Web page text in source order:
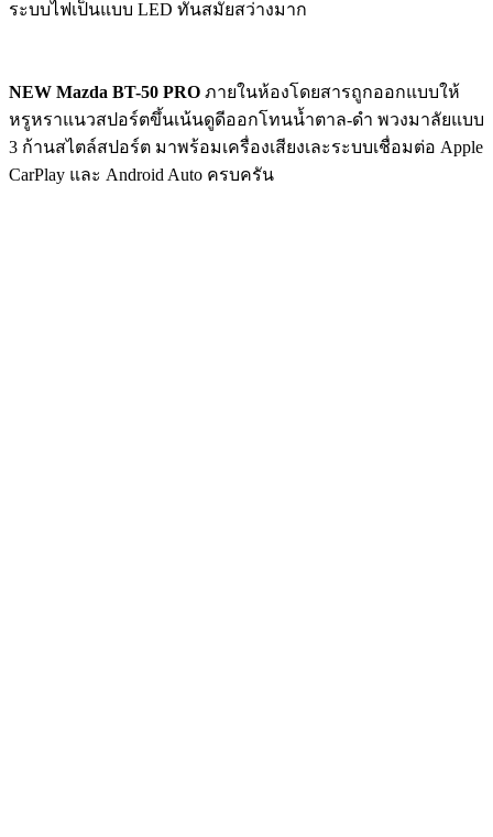
ระบบไฟเป็นแบบ LED ทันสมัยสว่างมาก
NEW Mazda BT-50 PRO ภายในห้องโดยสารถูกออกแบบให้
หรูหราแนวสปอร์ตขึ้นเน้นดูดีออกโทนน้ำตาล-ดำ พวงมาลัยแบบ
3 ก้านสไตล์สปอร์ต มาพร้อมเครื่องเสียงเละระบบเชื่อมต่อ Apple
CarPlay และ Android Auto ครบครัน